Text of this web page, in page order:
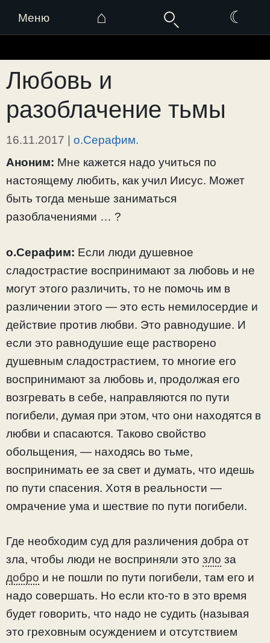
Меню ⌂ ☾
к
содержимому
Любовь и
разоблачение тьмы
16.11.2017 | о.Серафим.
Аноним: Мне кажется надо учиться по
настоящему любить, как учил Иисус. Может
быть тогда меньше заниматься
разоблачениями … ?
о.Серафим: Если люди душевное
сладострастие воспринимают за любовь и не
могут этого различить, то не помочь им в
различении этого — это есть немилосердие и
действие против любви. Это равнодушие. И
если это равнодушие еще растворено
душевным сладострастием, то многие его
воспринимают за любовь и, продолжая его
возгревать в себе, направляются по пути
погибели, думая при этом, что они находятся в
любви и спасаются. Таково свойство
обольщения, — находясь во тьме,
воспринимать ее за свет и думать, что идешь
по пути спасения. Хотя в реальности —
омрачение ума и шествие по пути погибели.
Где необходим суд для различения добра от
зла, чтобы люди не восприняли это зло за
добро и не пошли по пути погибели, там его и
надо совершать. Но если кто-то в это время
будет говорить, что надо не судить (называя
это греховным осуждением и отсутствием